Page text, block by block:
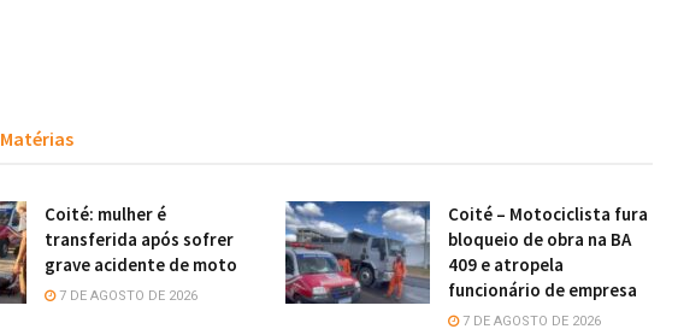
Matérias
Coité: mulher é
transferida após sofrer
grave acidente de moto
7 DE AGOSTO DE 2026
Coité – Motociclista fura
bloqueio de obra na BA
409 e atropela
funcionário de empresa
7 DE AGOSTO DE 2026